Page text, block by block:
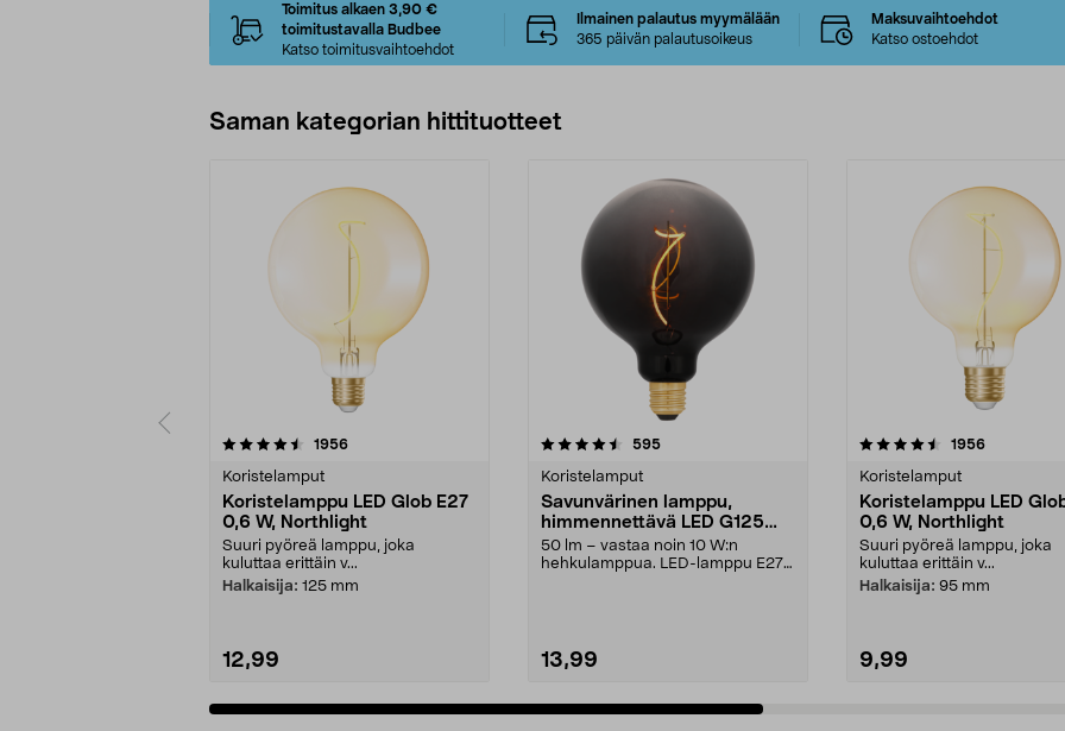
Toimitus alkaen 3,90 €
toimitustavalla Budbee
Katso toimitusvaihtoehdot
Ilmainen palautus myymälään
365 päivän palautusoikeus
Maksuvaihtoehdot
Katso ostoehdot
Saman kategorian hittituotteet
1956arvostelut
Koristelamput
Koristelamppu LED Glob E27
0,6 W, Northlight
Suuri pyöreä lamppu, joka
kuluttaa erittäin v...
Halkaisija: 125 mm
12,99
4.5 viidestä
595arvostelut
Koristelamput
Savunvärinen lamppu,
himmennettävä LED G125
E27 Smokey, musta
50 lm – vastaa noin 10 W:n
hehkulamppua. LED-lamppu E27-
13,99
4.5 viidestä
1956arvostelut
Koristelamput
Koristelamppu LED
0,6 W, Northlight
Suuri pyöreä lamppu, joka
kuluttaa erittäin v...
Halkaisija: 95 mm
9,99
4.5 viidestä